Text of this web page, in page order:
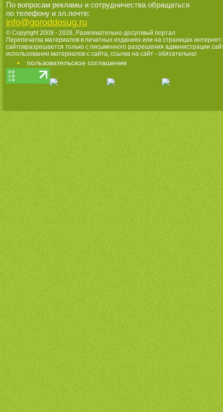
По вопросам рекламы и сотрудничества обращаться
по телефону и эл.почте:
info@goroddosug.ru
© Copyright 2009 - 2026, Развлекательно-досуговый портал
Перепечатка материалов в печатных изданиях или на страницах интернет-
сайтовразрешается только с письменного разрешения администрации
использовании материалов с сайта, ссылка на сайт - обязательна!
пользовательское соглашение